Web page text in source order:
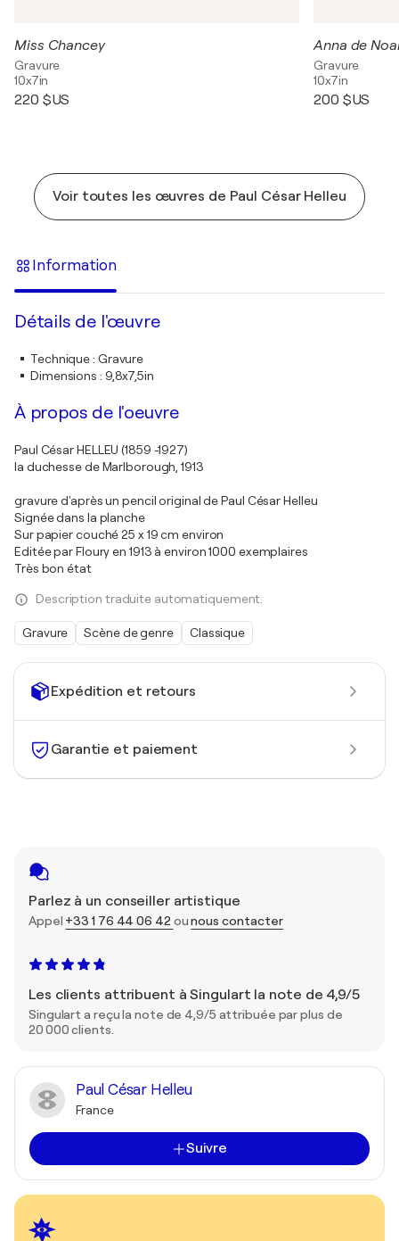
Expédition et retours
Garantie et paiement
Parlez à un conseiller artistique
Appel +33 1 76 44 06 42ounous contacter
Les clients attribuent à Singulart la note de 4,9/5
Singulart a reçu la note de 4,9/5 attribuée par plus de
20 000 clients.
Paul César Helleu
France
Suivre
Miss Chancey
Gravure
10x7in
220 $US
Anna de
Gravure
10x7in
200 $US
Voir toutes les œuvres de Paul César Helleu
Information
Détails de l'œuvre
Technique: Gravure
Dimensions : 9,8x7,5in
À propos de l'oeuvre
Paul César HELLEU (1859 -1927)
la duchesse de Marlborough, 1913
gravure d'après un pencil original de Paul César Helleu
Signée dans la planche
Sur papier couché 25 x 19 cm environ
Editée par Floury en 1913 à environ 1000 exemplaires
Très bon état
Description traduite automatiquement.
Gravure Scène de genre Classique